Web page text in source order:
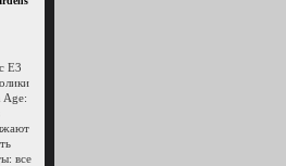
E3
Age:
все